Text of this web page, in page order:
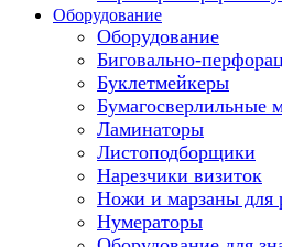
Оборудование
Оборудование
Биговально-
Буклетмейкеры
Бумагосверлильные
Ламинаторы
Листоподборщики
Нарезчики визиток
Ножи и марзаны для
Нумераторы